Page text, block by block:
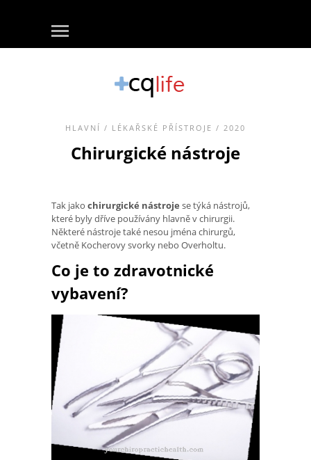
HLAVNÍ / LÉKAŘSKÉ PŘÍSTROJE / 2020
Chirurgické nástroje
Tak jako chirurgické nástroje se týká nástrojů,
které byly dříve používány hlavně v chirurgii.
Některé nástroje také nesou jména chirurgů,
včetně Kocherovy svorky nebo Overholtu.
Co je to zdravotnické
vybavení?